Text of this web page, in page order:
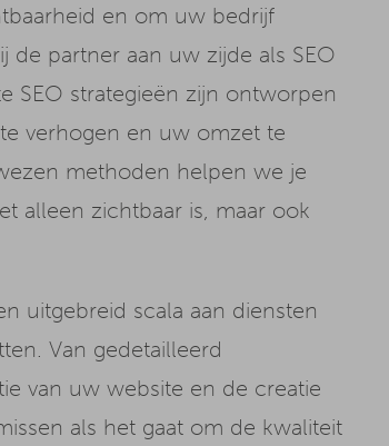
en om uw bedrijf
de partner aan uw zijde als SEO
SEO strategieën zijn ontworpen
verhogen en uw omzet te
methoden helpen we je
alleen zichtbaar is, maar ook
uitgebreid scala aan diensten
Van gedetailleerd
van uw website en de creatie
als het gaat om de kwaliteit